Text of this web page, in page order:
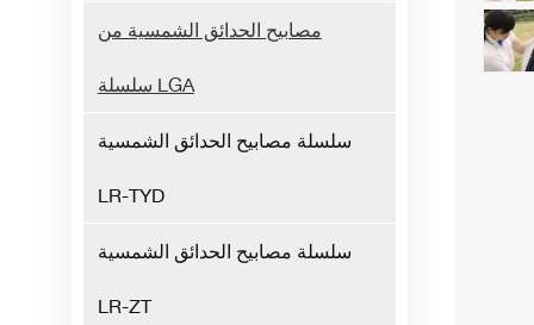
مصابيح الحدائق الشمسية من
سلسلة LGA
سلسلة مصابيح الحدائق الشمسية
LR-TYD
سلسلة مصابيح الحدائق الشمسية
LR-ZT